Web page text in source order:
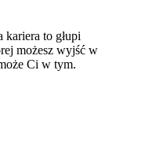
to głupi
możesz wyjść w
Ci w tym.